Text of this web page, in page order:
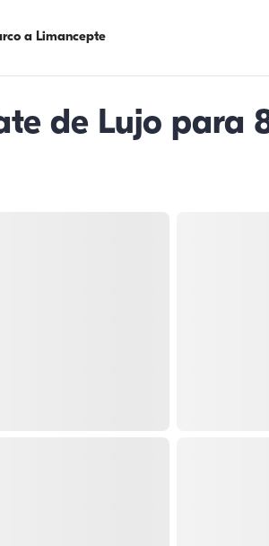
a Limancepte
de Lujo para